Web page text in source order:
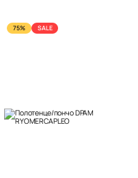
75% SALE